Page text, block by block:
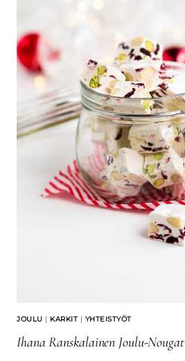
JOULU | KARKIT | YHTEISTYÖT
Ihana Ranskalainen Joulu-Nougat